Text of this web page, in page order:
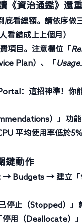
《資治通鑑》還
看總額。請依序做三
看錯成上上個月）
項目。注意欄位「
Plan）、「 Usage
：這招神準！你
）
」功
平均使用率低於
鍵動作
Budgets → 建立「
停止（Stopped）
停用（Deallocate）